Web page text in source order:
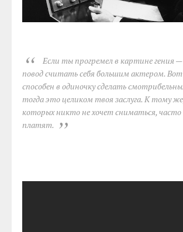
Если ты прогремел в картине гения
повод считать себя большим актером.
способен в одиночку сделать
тогда это целиком твоя заслуга. К тому
которых никто не хочет сниматься, часто
платят.